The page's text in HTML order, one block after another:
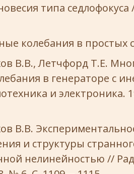
типа седлофокуса
колебания в простых
В.В., Летчфорд Т.Е.
в генераторе с
и электроника.
В.В.
и структуры
нелинейностью //